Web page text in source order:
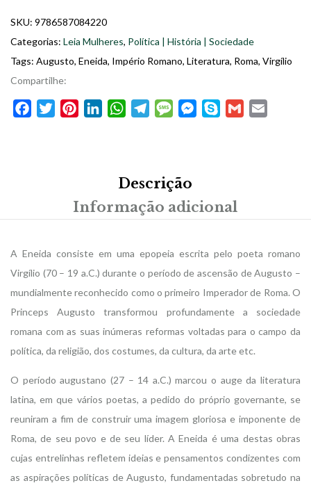
SKU: 9786587084220
Categorias: Leia Mulheres, Política | História | Sociedade
Tags: Augusto, Eneida, Império Romano, Literatura, Roma, Virgílio
Compartilhe:
FacebookTwitterPinterestLinkedInWhatsAppTelegramMessageMessenger
Skype Gmail
Descrição
Informação adicional
A Eneida consiste em uma epopeia escrita pelo poeta romano
Virgílio (70 – 19 a.C.) durante o período de ascensão de Augusto –
mundialmente reconhecido como o primeiro Imperador de Roma. O
Princeps Augusto transformou profundamente a sociedade
romana com as suas inúmeras reformas voltadas para o campo da
política, da religião, dos costumes, da cultura, da arte etc.
O período augustano (27 – 14 a.C.) marcou o auge da literatura
latina, em que vários poetas, a pedido do próprio governante, se
reuniram a fim de construir uma imagem gloriosa e imponente de
Roma, de seu povo e de seu líder. A Eneida é uma destas obras
cujas entrelinhas refletem ideias e pensamentos condizentes com
as aspirações políticas de Augusto, fundamentadas sobretudo na